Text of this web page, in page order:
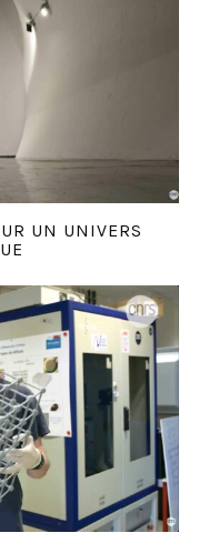
UN UNIVERS